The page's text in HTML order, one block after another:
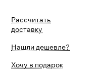
Рассчитать
доставку
Нашли дешевле?
Хочу в подарок